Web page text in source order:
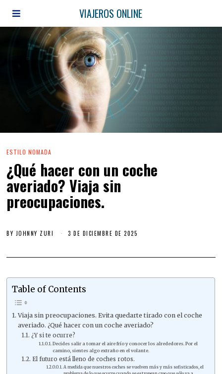
VIAJEROS ONLINE
ESTILO NOMADA
¿Qué hacer con un coche
averiado? Viaja sin
preocupaciones.
BY JOHNNY ZURI 3 DE DICIEMBRE DE 2025
Table of Contents
Viaja sin preocupaciones. Evita quedarte tirado con el coche
averiado. ¿Qué hacer con un coche averiado?
¿Y si te ocurre?
Decides salir a tomar el aire frío y conocer los alrededores. Por el
camino, sientes algo extraño en el volante.
El futuro está lleno de coches rotos.
A medida que nuestros coches se vuelven más y más sofisticados, el